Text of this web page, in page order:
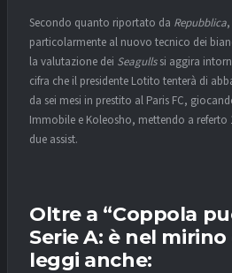
Secondo quanto riportato da Repubblica
particolarmente al nuovo tecnico dei
la valutazione dei Seagullssi aggira
cifra che il presidente Lotito tenterà di
da sei mesi in prestito al Paris FC,
Immobile e Koleosho, mettendo a referto
due assist.
Oltre a “Coppola
Serie A: è nel mirino
leggi anche: